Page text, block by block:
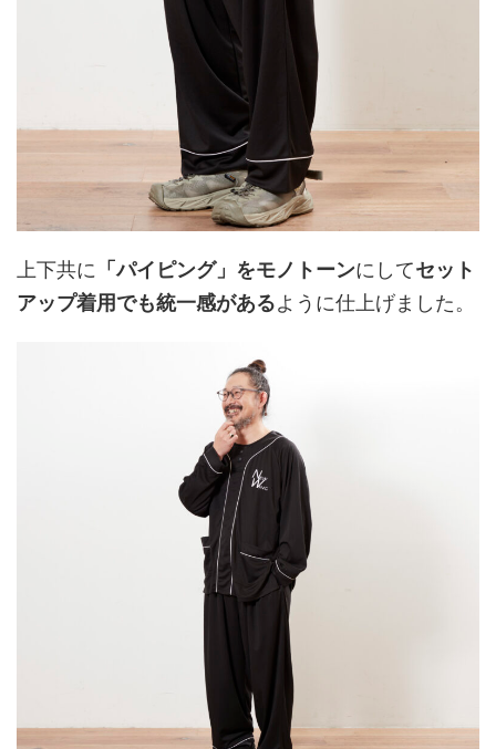
上下共に 「パイピング」をモノトーンにしてセット
アップ着用でも統一感があるように仕上げました。